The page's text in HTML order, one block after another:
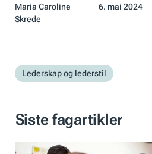
Maria Caroline
Skrede
6. mai 2024
Lederskap og lederstil
Siste fagartikler